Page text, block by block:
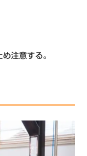
注意する。